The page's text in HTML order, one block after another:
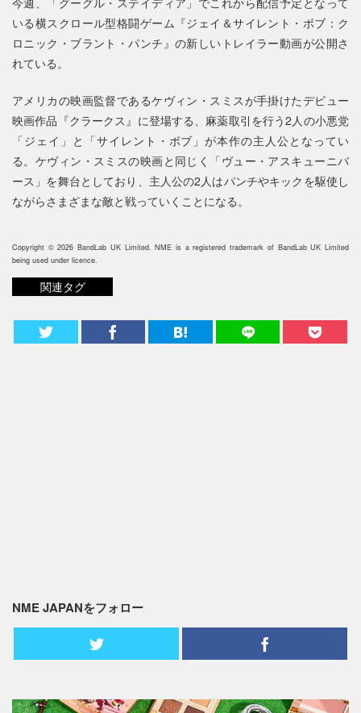
いる横スクロール型格闘ゲーム『ジェイ＆サイレント・ボブ：ク
ロニック・ブラント・パンチ』の新しいトレイラー動画が公開さ
れている。
アメリカの映画監督であるケヴィン・スミスが手掛けたデビュー
映画作品『クラークス』に登場する、麻薬取引を行う2人の小悪党
「ジェイ」と「サイレント・ボブ」が本作の主人公となってい
る。ケヴィン・スミスの映画と同じく「ヴュー・アスキューニバ
ース」を舞台としており、主人公の2人はパンチやキックを駆使し
ながらさまざまな敵と戦っていくことになる。
Copyright © 2026 BandLab UK Limited. NME is a registered trademark of BandLab UK Limited
being used under licence.
関連タグ
NME JAPANをフォロー